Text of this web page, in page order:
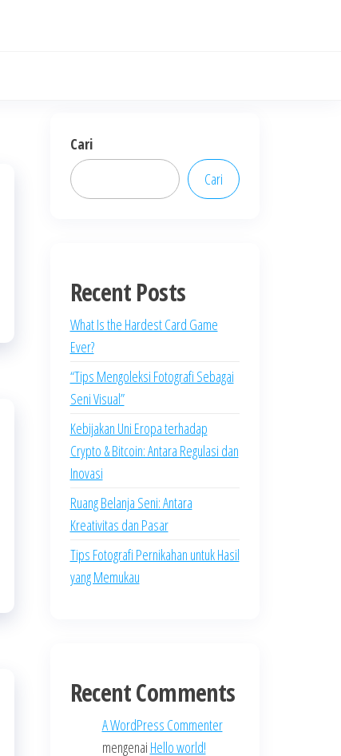
Cari
Cari
Recent Posts
What Is the Hardest Card Game
Ever?
“Tips Mengoleksi Fotografi Sebagai
Seni Visual”
Kebijakan Uni Eropa terhadap
Crypto & Bitcoin: Antara Regulasi dan
Inovasi
Ruang Belanja Seni: Antara
Kreativitas dan Pasar
Tips Fotografi Pernikahan untuk Hasil
yang Memukau
Recent Comments
A WordPress Commenter
mengenai Hello world!